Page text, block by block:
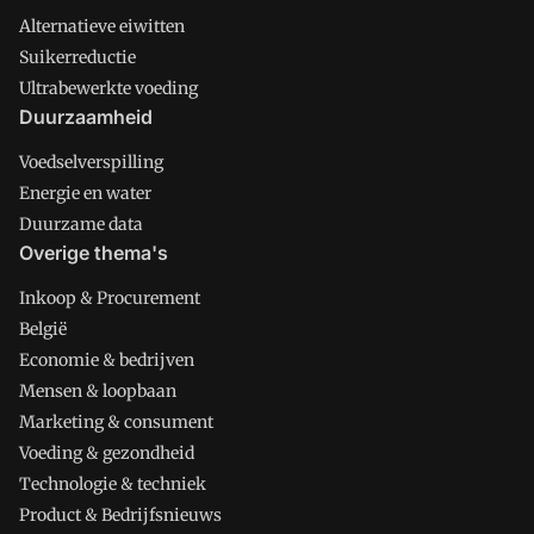
Alternatieve eiwitten
Suikerreductie
Ultrabewerkte voeding
Duurzaamheid
Voedselverspilling
Energie en water
Duurzame data
Overige thema's
Inkoop & Procurement
België
Economie & bedrijven
Mensen & loopbaan
Marketing & consument
Voeding & gezondheid
Technologie & techniek
Product & Bedrijfsnieuws